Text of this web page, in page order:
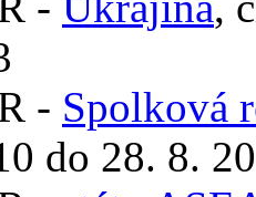
- Spolková
do 28. 8.